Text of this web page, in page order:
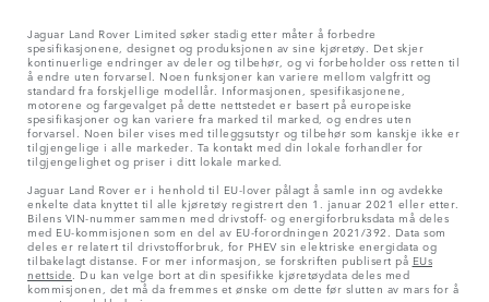
Jaguar Land Rover Limited søker stadig etter måter å forbedre
spesifikasjonene, designet og produksjonen av sine kjøretøy. Det skjer
kontinuerlige endringer av deler og tilbehør, og vi forbeholder oss retten til
å endre uten forvarsel. Noen funksjoner kan variere mellom valgfritt og
standard fra forskjellige modellår. Informasjonen, spesifikasjonene,
motorene og fargevalget på dette nettstedet er basert på europeiske
spesifikasjoner og kan variere fra marked til marked, og endres uten
forvarsel. Noen biler vises med tilleggsutstyr og tilbehør som kanskje ikke er
tilgjengelige i alle markeder. Ta kontakt med din lokale forhandler for
tilgjengelighet og priser i ditt lokale marked.
Jaguar Land Rover er i henhold til EU-lover pålagt å samle inn og avdekke
enkelte data knyttet til alle kjøretøy registrert den 1. januar 2021 eller etter.
Bilens VIN-nummer sammen med drivstoff- og energiforbruksdata må deles
med EU-kommisjonen som en del av EU-forordningen 2021/392. Data som
deles er relatert til drivstofforbruk, for PHEV sin elektriske energidata og
tilbakelagt distanse. For mer informasjon, se forskriften publisert på EUs
nettside . Du kan velge bort at din spesifikke kjøretøydata deles med
kommisjonen, det må da fremmes et ønske om dette før slutten av mars for å